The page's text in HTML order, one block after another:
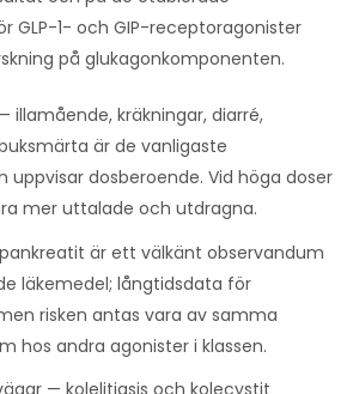
GLP-1- och GIP-receptoragonister
på glukagonkomponenten.
illamående, kräkningar, diarré,
är de vanligaste
uppvisar dosberoende. Vid höga doser
mer uttalade och utdragna.
är ett välkänt observandum
läkemedel; långtidsdata för
risken antas vara av samma
hos andra agonister i klassen.